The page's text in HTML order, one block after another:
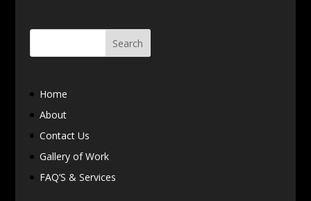
Home
About
Contact Us
Gallery of Work
FAQ’S & Services